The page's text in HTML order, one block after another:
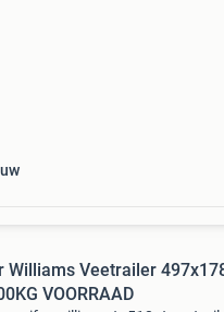
Williams Veetrailer
VOORRAAD